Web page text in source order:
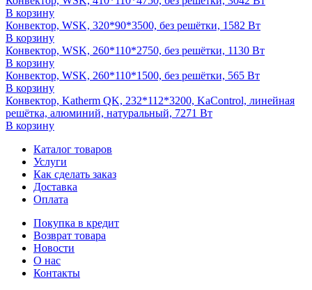
В корзину
Конвектор, WSK, 320*90*3500, без решётки, 1582 Вт
В корзину
Конвектор, WSK, 260*110*2750, без решётки, 1130 Вт
В корзину
Конвектор, WSK, 260*110*1500, без решётки, 565 Вт
В корзину
Конвектор, Katherm QK, 232*112*3200, KaControl, линейная
решётка, алюминий, натуральный, 7271 Вт
В корзину
Каталог товаров
Услуги
Как сделать заказ
Доставка
Оплата
Покупка в кредит
Возврат товара
Новости
О нас
Контакты